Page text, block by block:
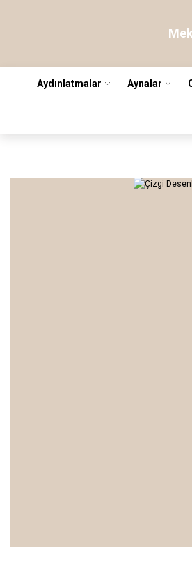
Aydınlatmalar Aynalar